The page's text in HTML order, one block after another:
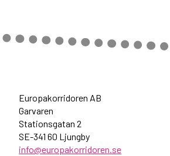
Europakorridoren AB
Garvaren
Stationsgatan 2
SE-341 60 Ljungby
info@europakorridoren.se